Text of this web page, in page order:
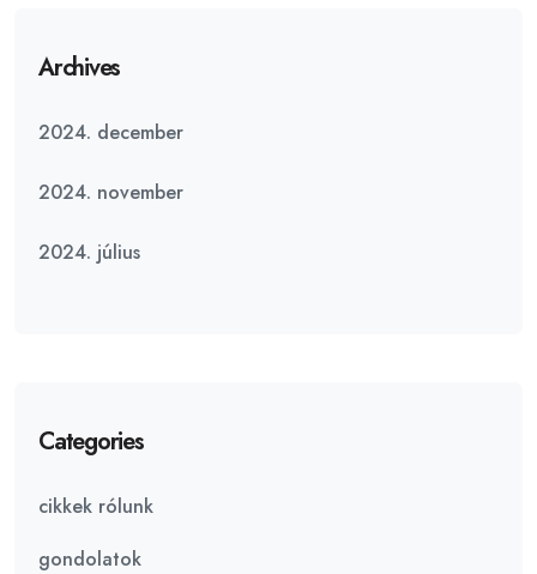
Archives
2024. december
2024. november
2024. július
Categories
cikkek rólunk
gondolatok